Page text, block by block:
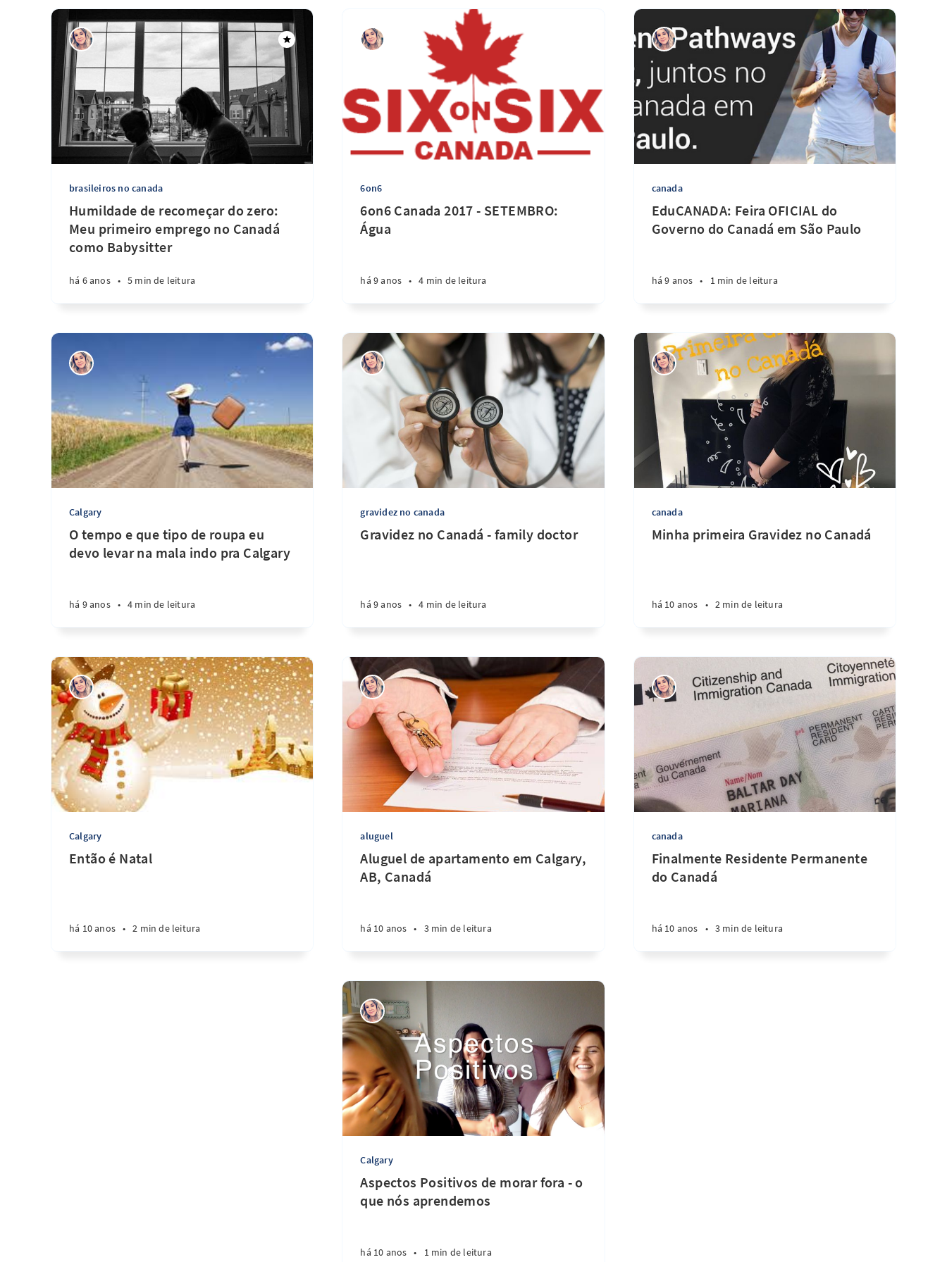
brasileiros no canada
Humildade de recomeçar do zero:
Meu primeiro emprego no Canadá
como Babysitter
há 6 anos • 5 min de leitura
6on6
6on6 Canada 2017 - SETEMBRO:
Água
há 9 anos • 4 min de leitura
canada
EduCANADA: Feira OFICIAL do
Governo do Canadá em São Paulo
há 9 anos • 1 min de leitura
Calgary
O tempo e que tipo de roupa eu
devo levar na mala indo pra Calgary
há 9 anos • 4 min de leitura
gravidez no canada
Gravidez no Canadá - family doctor
há 9 anos • 4 min de leitura
canada
Minha primeira Gravidez no Canadá
há 10 anos • 2 min de leitura
Calgary
Então é Natal
há 10 anos • 2 min de leitura
aluguel
Aluguel de apartamento em Calgary,
AB, Canadá
há 10 anos • 3 min de leitura
canada
Finalmente Residente Permanente
do Canadá
há 10 anos • 3 min de leitura
Calgary
Aspectos Positivos de morar fora - o
que nós aprendemos
há 10 anos • 1 min de leitura